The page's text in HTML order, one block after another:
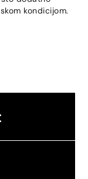
kondicijom.